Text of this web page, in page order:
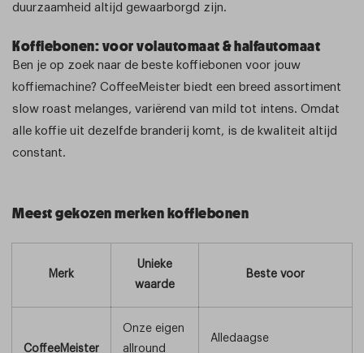
duurzaamheid altijd gewaarborgd zijn.
Koffiebonen: voor volautomaat & halfautomaat
Ben je op zoek naar de beste koffiebonen voor jouw
koffiemachine? CoffeeMeister biedt een breed assortiment
slow roast melanges, variërend van mild tot intens. Omdat
alle koffie uit dezelfde branderij komt, is de kwaliteit altijd
constant.
Meest gekozen merken koffiebonen
Merk
Unieke
waarde
Beste voor
CoffeeMeister
Onze eigen
allround
Alledaagse